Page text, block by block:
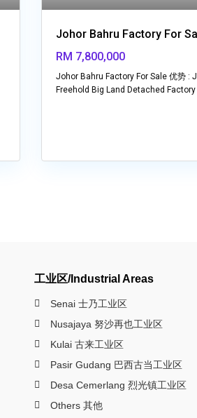
Johor Bahru Factory For
RM 7,800,000
Johor Bahru Factory For Sale 优势 :
Freehold Big Land Detached Factory
工业区/Industrial Areas
Senai 士乃工业区
Nusajaya 努沙再也工业区
Kulai 古来工业区
Pasir Gudang 巴西古当工业区
Desa Cemerlang 烈光镇工业区
Others 其他